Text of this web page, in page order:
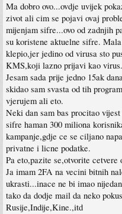
Ma dobro ovo...ovdje uvijek
zivot ali cim se pojavi ovaj
mijenjam sifre...ovo od zadnjih
su koristene aktuelne sifre.
klepio,jer jedino od virusa sto
KMS,koji lazno prijavi kao virus.
Jesam sada prije jedno 15ak
skidao sam svasta od tih
vjerujem ali eto.
Neki dan sam bas procitao
sifre haman 300 miliona
kampanje,gdje ce se ciljano
privatne i licne podatke.
Pa eto,pazite se,otvorite cetvere
Ja imam 2FA na vecini bitnih
ukrasti...inace ne bi imao
tako da dodje mail da neko
Rusije,Indije,Kine.,itd